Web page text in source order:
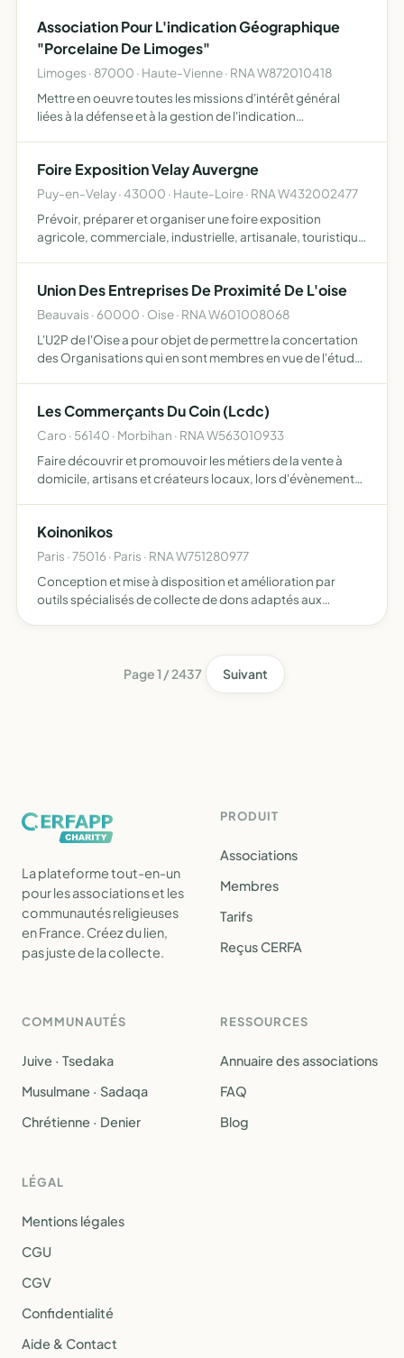
Association Pour L'indication Géographique
"Porcelaine De Limoges"
Limoges · 87000 · Haute-Vienne · RNA W872010418
Mettre en oeuvre toutes les missions d'intérêt général
liées à la défense et à la gestion de l'indication
élabor…
Foire Exposition Velay Auvergne
Puy-en-Velay · 43000 · Haute-Loire · RNA W432002477
Prévoir, préparer et organiser une foire exposition
agricole, commerciale, industrielle, artisanale, touristique
concou…
Union Des Entreprises De Proximité De L'oise
Beauvais · 60000 · Oise · RNA W601008068
L'U2P de l'Oise a pour objet de permettre la concertation
des Organisations qui en sont membres en vue de l'étude
Les Commerçants Du Coin (Lcdc)
Caro · 56140 · Morbihan · RNA W563010933
Faire découvrir et promouvoir les métiers de la vente à
domicile, artisans et créateurs locaux, lors d'évènements
Koinonikos
Paris · 75016 · Paris · RNA W751280977
Conception et mise à disposition et amélioration par
outils spécialisés de collecte de dons adaptés aux
Page 1 / 2437 Suivant
La plateforme tout-en-un
pour les associations et les
communautés religieuses
en France. Créez du lien,
pas juste de la collecte.
PRODUIT
Associations
Membres
Tarifs
Reçus CERFA
COMMUNAUTÉS
Juive · Tsedaka
Musulmane · Sadaqa
Chrétienne · Denier
RESSOURCES
Annuaire des associations
FAQ
Blog
LÉGAL
Mentions légales
CGU
CGV
Confidentialité
Aide & Contact